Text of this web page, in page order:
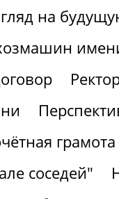
на
соседей"